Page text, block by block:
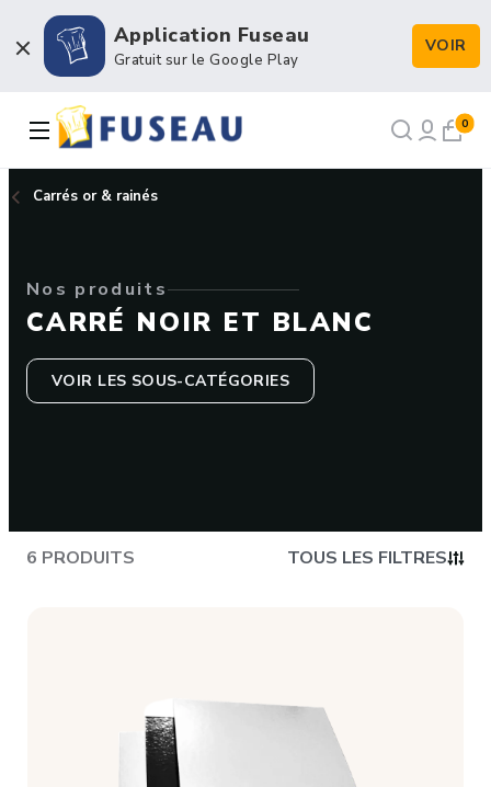
Application Fuseau
Gratuit sur le Google Play
VOIR
Boulangerie / Viennoiserie
Pâtisserie / Chocolaterie
Petits matériels & Hygiène
0
Carrés or & rainés
Nos produits
CARRÉ NOIR ET BLANC
VOIR LES SOUS-CATÉGORIES
6 PRODUITS TOUS LES FILTRES